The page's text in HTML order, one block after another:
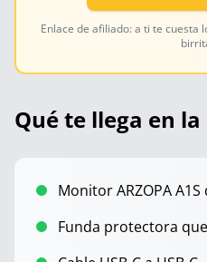
Enlace de afiliado: a ti te cuesta
Qué te llega en la
Monitor ARZOPA A1S
Funda protectora